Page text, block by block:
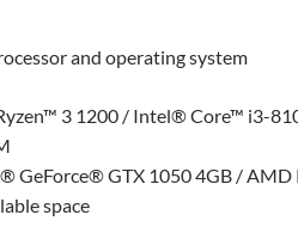
and operating system
3 1200 / Intel® Core™ i3-
GeForce® GTX 1050 4GB / AMD
space